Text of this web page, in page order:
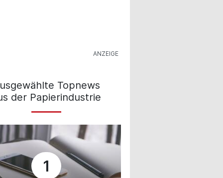
Topnews
der Papierindustrie
1